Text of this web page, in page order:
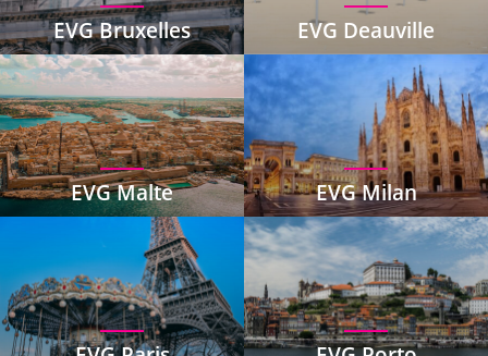
EVG Bruxelles EVG Deauville
EVG Malte EVG Milan